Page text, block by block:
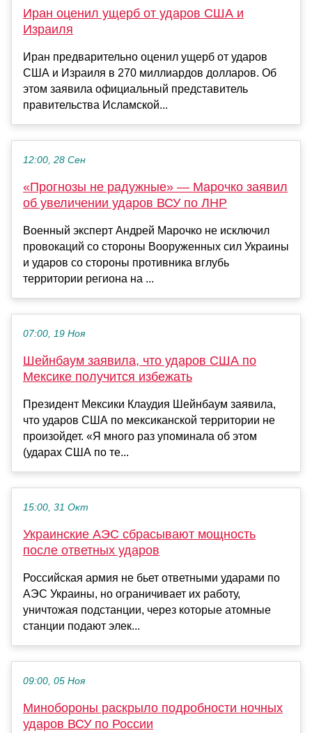
Иран оценил ущерб от ударов США и
Израиля
Иран предварительно оценил ущерб от ударов
США и Израиля в 270 миллиардов долларов. Об
этом заявила официальный представитель
правительства Исламской...
12:00, 28 Сен
«Прогнозы не радужные» — Марочко заявил
об увеличении ударов ВСУ по ЛНР
Военный эксперт Андрей Марочко не исключил
провокаций со стороны Вооруженных сил Украины
и ударов со стороны противника вглубь
территории региона на ...
07:00, 19 Ноя
Шейнбаум заявила, что ударов США по
Мексике получится избежать
Президент Мексики Клаудия Шейнбаум заявила,
что ударов США по мексиканской территории не
произойдет. «Я много раз упоминала об этом
(ударах США по те...
15:00, 31 Окт
Украинские АЭС сбрасывают мощность
после ответных ударов
Российская армия не бьет ответными ударами по
АЭС Украины, но ограничивает их работу,
уничтожая подстанции, через которые атомные
станции подают элек...
09:00, 05 Ноя
Минобороны раскрыло подробности ночных
ударов ВСУ по России